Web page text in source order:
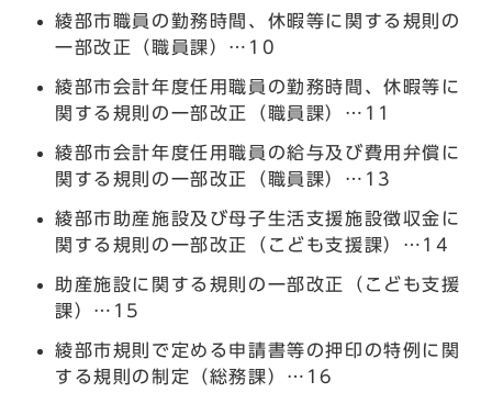
綾部市職員の勤務時間、休暇等に関する規則の
一部改正（職員課）…10
綾部市会計年度任用職員の勤務時間、休暇等に
関する規則の一部改正（職員課）…11
綾部市会計年度任用職員の給与及び費用弁償に
関する規則の一部改正（職員課）…13
綾部市助産施設及び母子生活支援施設徴収金に
関する規則の一部改正（こども支援課）…14
助産施設に関する規則の一部改正（こども支援
課）…15
綾部市規則で定める申請書等の押印の特例に関
する規則の制定（総務課）…16